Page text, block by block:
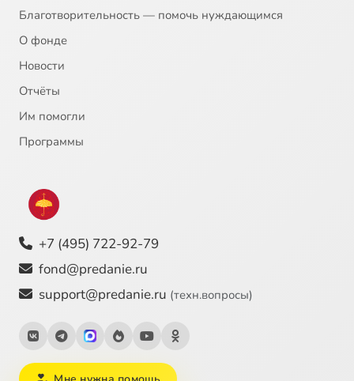
Благотворительность — помочь нуждающимся
О фонде
Новости
Отчёты
Им помогли
Программы
+7 (495) 722-92-79
fond@predanie.ru
support@predanie.ru (техн.вопросы)